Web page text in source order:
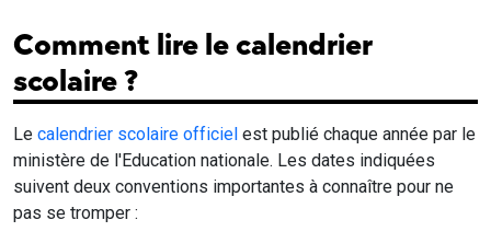
Comment lire le calendrier
scolaire ?
Le calendrier scolaire officiel est publié chaque année par le
ministère de l'Education nationale. Les dates indiquées
suivent deux conventions importantes à connaître pour ne
pas se tromper :